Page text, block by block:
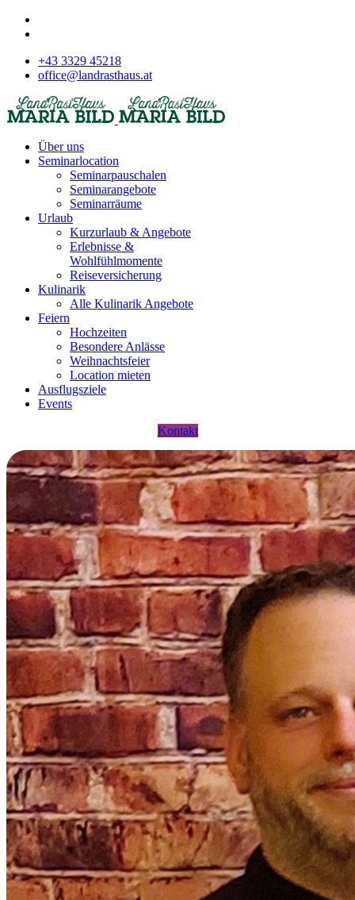
+43 3329 45218
office@landrasthaus.at
Über uns
Seminarlocation
Seminarpauschalen
Seminarangebote
Seminarräume
Urlaub
Kurzurlaub & Angebote
Erlebnisse &
Wohlfühlmomente
Reiseversicherung
Kulinarik
Alle Kulinarik Angebote
Feiern
Hochzeiten
Besondere Anlässe
Weihnachtsfeier
Location mieten
Ausflugsziele
Events
Kontakt